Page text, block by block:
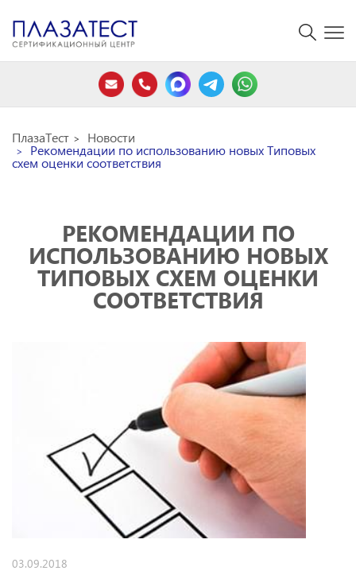
ПлазаТест Новости
Рекомендации по использованию новых Типовых
схем оценки соответствия
РЕКОМЕНДАЦИИ ПО
ИСПОЛЬЗОВАНИЮ НОВЫХ
ТИПОВЫХ СХЕМ ОЦЕНКИ
СООТВЕТСТВИЯ
03.09.2018